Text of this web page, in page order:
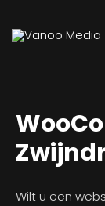
Wilt u een